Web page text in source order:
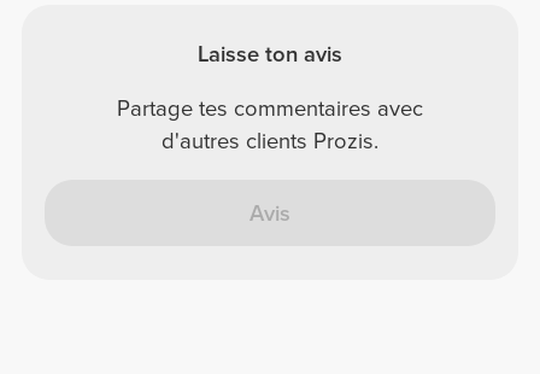
Laisse ton avis
Partage tes commentaires avec
d'autres clients Prozis.
Avis